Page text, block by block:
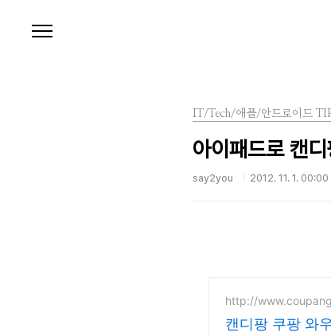
IT/Tech/애플/안드로이드
아이패드로 캔
say2you 2012. 11. 1. 00:00
http://
캔디팡 쿠팡 와